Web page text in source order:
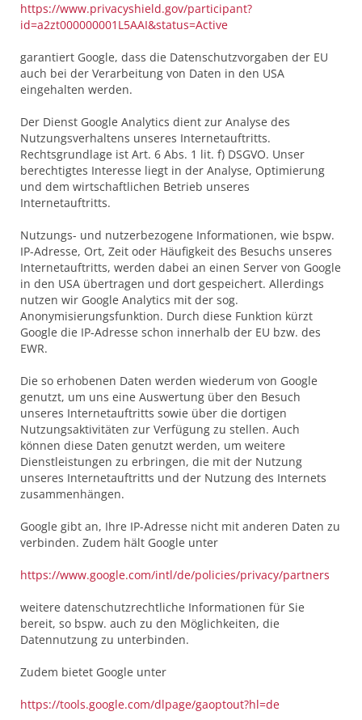
https://www.privacyshield.gov/participant?
id=a2zt000000001L5AAI&status=Active
garantiert Google, dass die Datenschutzvorgaben der EU
auch bei der Verarbeitung von Daten in den USA
eingehalten werden.
Der Dienst Google Analytics dient zur Analyse des
Nutzungsverhaltens unseres Internetauftritts.
Rechtsgrundlage ist Art. 6 Abs. 1 lit. f) DSGVO. Unser
berechtigtes Interesse liegt in der Analyse, Optimierung
und dem wirtschaftlichen Betrieb unseres
Internetauftritts.
Nutzungs- und nutzerbezogene Informationen, wie bspw.
IP-Adresse, Ort, Zeit oder Häufigkeit des Besuchs unseres
Internetauftritts, werden dabei an einen Server von Google
in den USA übertragen und dort gespeichert. Allerdings
nutzen wir Google Analytics mit der sog.
Anonymisierungsfunktion. Durch diese Funktion kürzt
Google die IP-Adresse schon innerhalb der EU bzw. des
EWR.
Die so erhobenen Daten werden wiederum von Google
genutzt, um uns eine Auswertung über den Besuch
unseres Internetauftritts sowie über die dortigen
Nutzungsaktivitäten zur Verfügung zu stellen. Auch
können diese Daten genutzt werden, um weitere
Dienstleistungen zu erbringen, die mit der Nutzung
unseres Internetauftritts und der Nutzung des Internets
zusammenhängen.
Google gibt an, Ihre IP-Adresse nicht mit anderen Daten zu
verbinden. Zudem hält Google unter
https://www.google.com/intl/de/policies/privacy/partners
weitere datenschutzrechtliche Informationen für Sie
bereit, so bspw. auch zu den Möglichkeiten, die
Datennutzung zu unterbinden.
Zudem bietet Google unter
https://tools.google.com/dlpage/gaoptout?hl=de